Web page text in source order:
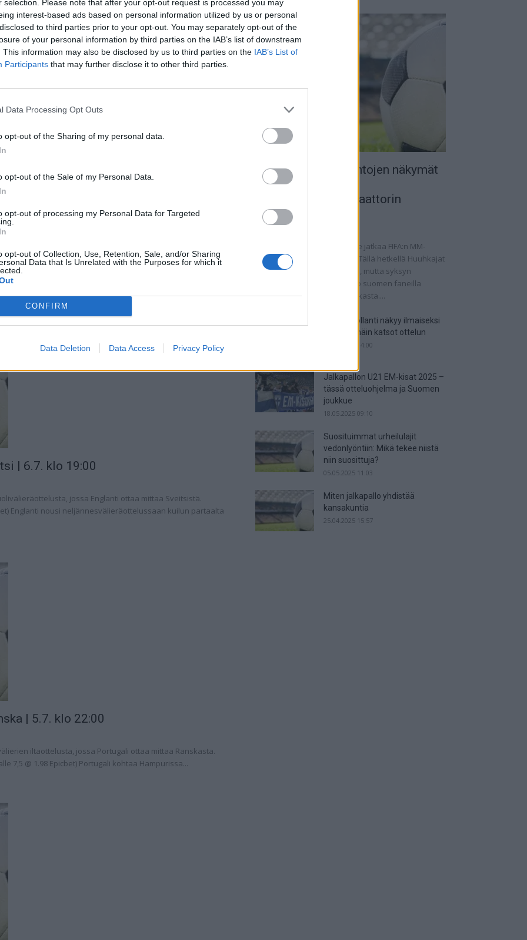
selection. Please note that after your opt-out request is processed you may
interest-based ads based on personal information utilized by us or personal
to third parties prior to your opt-out. You may separately opt-out of the
of your personal information by third parties on the IAB’s list of downstream
This information may also be disclosed by us to third parties on the IAB’s List of
Participants that may further disclose it to other third parties.
Data Processing Opt Outs
opt-out of the Sharing of my personal data.
opt-out of the Sale of my Personal Data.
opt-out of processing my Personal Data for Targeted
opt-out of Collection, Use, Retention, Sale, and/or Sharing
Data that Is Unrelated with the Purposes for which it
CONFIRM
Data Deletion Data Access Privacy Policy
ensimmäisestä välieräottelusta, jossa Espanja ottaa
ensimmäisen maalin @ 2.14 Epicbet) Espanja ja Ranska...
| 6.7. klo 22:00
jossa Hollanti kohtaa yllättäjämaa Turkin.
Hollanti ja Turkki kohtaavat toisensa...
| 6.7. klo 19:00
jossa Englanti ottaa mittaa Sveitsistä.
Englanti nousi neljännesvälieräottelussaan kuilun partaalta
| 5.7. klo 22:00
iltaottelusta, jossa Portugali ottaa mittaa Ranskasta.
7,5 @ 1.98 Epicbet) Portugali kohtaa Hampurissa...
Suomen MM-karsintojen näkymät
– todellinen
jalkapallokommentaattorin
analyysi
Suomen miesten maajoukkue jatkaa FIFA:n MM-
karsintoja vaihtelevin ottein. Tällä hetkellä Huuhkajat
ovat kolmantena lohkossaan, mutta syksyn
ratkaisuottelut kertovat, onko suomen faneilla
realistista unelmoida kisapaikasta....
Suomi-Hollanti näkyy ilmaiseksi
TV:stä – näin katsot ottelun
06.06.2025 14:00
Jalkapallon U21 EM-kisat 2025 –
tässä otteluohjelma ja Suomen
joukkue
18.05.2025 09:10
Suosituimmat urheilulajit
vedonlyöntiin: Mikä tekee niistä
niin suosittuja?
05.05.2025 11:03
Miten jalkapallo yhdistää
kansakuntia
25.04.2025 15:57